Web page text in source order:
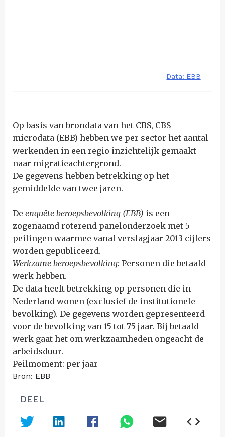
Op basis van brondata van het CBS, CBS
microdata (EBB) hebben we per sector het aantal
werkenden in een regio inzichtelijk gemaakt
naar migratieachtergrond.
De gegevens hebben betrekking op het
gemiddelde van twee jaren.
De enquête beroepsbevolking (EBB) is een
zogenaamd roterend panelonderzoek met 5
peilingen waarmee vanaf verslagjaar 2013 cijfers
worden gepubliceerd.
Werkzame beroepsbevolking: Personen die betaald
werk hebben.
De data heeft betrekking op personen die in
Nederland wonen (exclusief de institutionele
bevolking). De gegevens worden gepresenteerd
voor de bevolking van 15 tot 75 jaar. Bij betaald
werk gaat het om werkzaamheden ongeacht de
arbeidsduur.
Peilmoment: per jaar
Bron: EBB
DEEL